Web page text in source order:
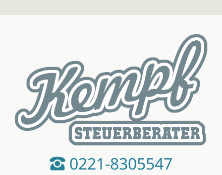
0221-8305547